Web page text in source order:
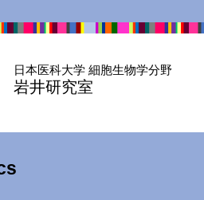
日本医科大学 細胞生物学分野
岩井研究室